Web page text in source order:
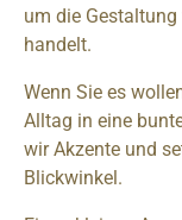
um die Gestaltung
handelt.
Wenn Sie es
Alltag in eine
wir Akzente und
Blickwinkel.